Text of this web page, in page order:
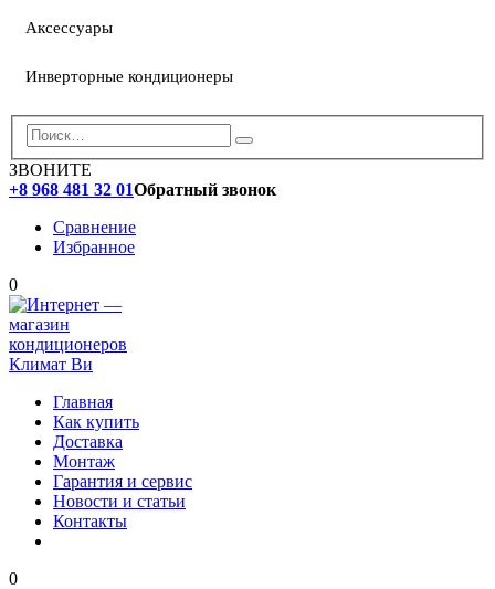
Аксессуары
Инверторные кондиционеры
ЗВОНИТЕ
+8 968 481 32 01Обратный звонок
Сравнение
Избранное
0
Главная
Как купить
Доставка
Монтаж
Гарантия и сервис
Новости и статьи
Контакты
0